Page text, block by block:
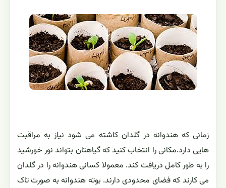
زمانی که هندوانه در گلدان کاشته می شود نیاز به مراقبت
هایی دارد.مکانی را انتخاب کنید که گیاهتان بتواند نور خورشید
را به طور کامل دریافت کند. معمولا کسانی هندوانه را در گلدان
می کارند که فضای محدودی دارند. بوته هندوانه به صورت تاک